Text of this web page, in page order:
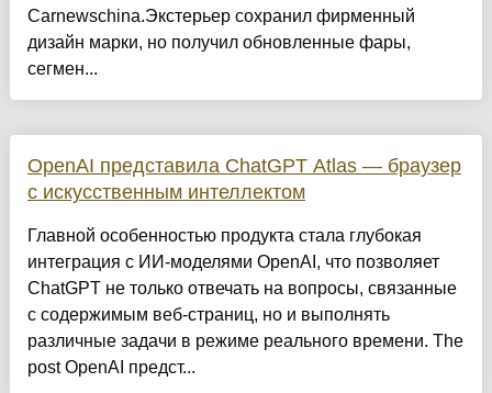
Carnewschina.Экстерьер сохранил фирменный
дизайн марки, но получил обновленные фары,
сегмен...
OpenAI представила ChatGPT Atlas — браузер
с искусственным интеллектом
Главной особенностью продукта стала глубокая
интеграция с ИИ-моделями OpenAI, что позволяет
ChatGPT не только отвечать на вопросы, связанные
с содержимым веб-страниц, но и выполнять
различные задачи в режиме реального времени. The
post OpenAI предст...